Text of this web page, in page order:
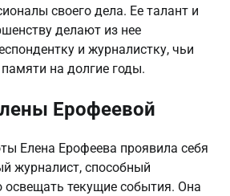
своего дела. Ее талант и
делают из нее
и журналистку, чьи
на долгие годы.
Ерофеевой
Елена Ерофеева проявила себя
журналист, способный
освещать текущие события. Она